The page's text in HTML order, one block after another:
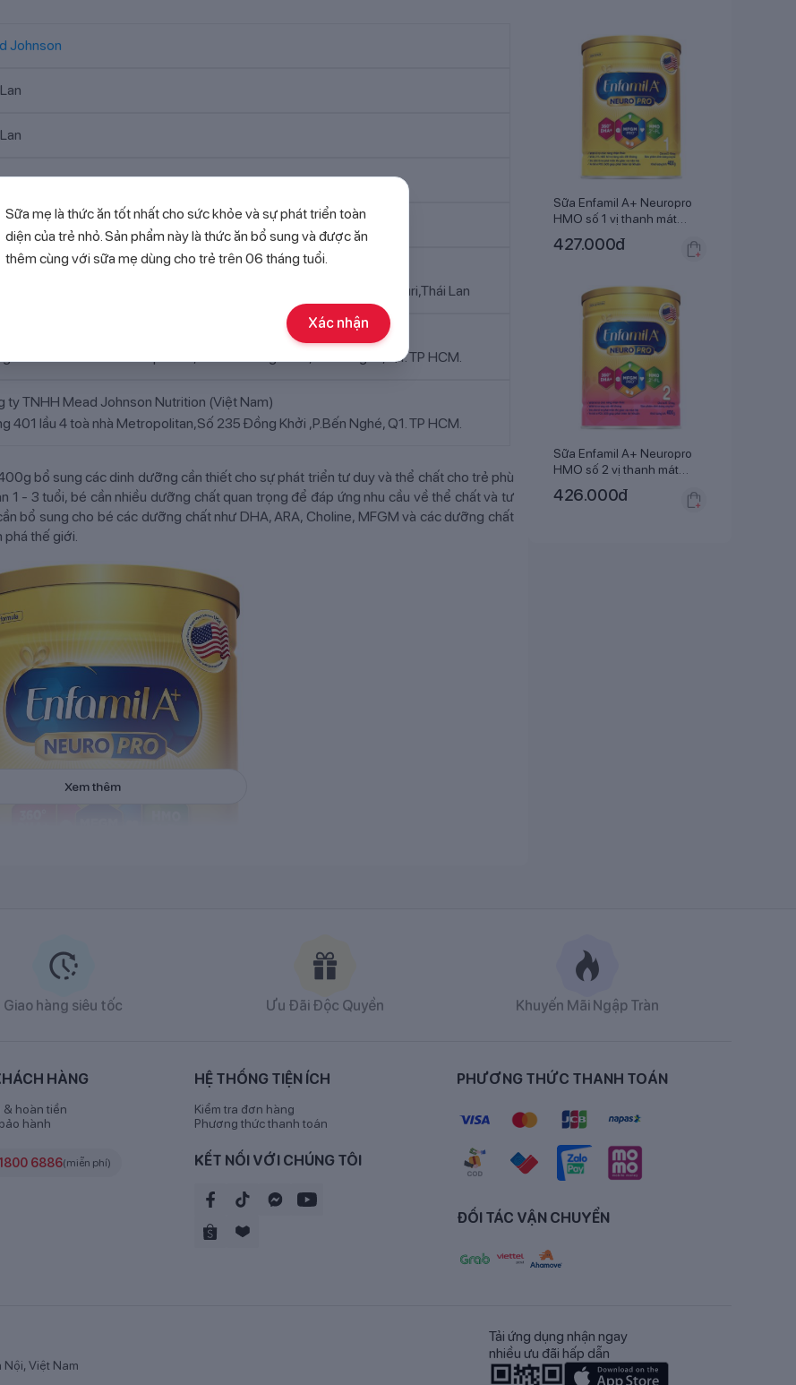
Johnson
Johnson Nutrition(Thái Lan)
Tambon Đon Hua Lo,Amphoe Mueang Chon Buri,Chonburi,Thái Lan
ty TNHH Mead Johnson Nutrition (Việt Nam)
401 lầu 4 toà nhà Metropolitan,Số 235 Đồng Khởi ,P.Bến Nghé, Q1. TP HCM.
ty TNHH Mead Johnson Nutrition (Việt Nam)
401 lầu 4 toà nhà Metropolitan,Số 235 Đồng Khởi ,P.Bến Nghé, Q1. TP HCM.
bổ sung các dinh dưỡng cần thiết cho sự phát triển tư duy và thể chất cho trẻ phù
- 3 tuổi, bé cần nhiều dưỡng chất quan trọng để đáp ứng nhu cầu về thể chất và tư
bổ sung cho bé các dưỡng chất như DHA, ARA, Choline, MFGM và các dưỡng chất
phá thế giới.
hỗn hợp đạm whey tinh chất (sữa bò) – nguồn của MFGM, galactooligosaccharide,
photphat, canxi carbonat, magiê photphat, kali hydroxit, kali citrat, sắt sulphat, kẽm
selenit), chất nhũ hóa (lecithin đậu nành), dầu đơn bào là nguồn chính của Axít
vitamin (Axít ascorbic, choline clorid, alpha-tocopheryl acetat, vitamin A palm
Xem thêm
Sữa Enfamil A+ Neuropro
HMO số 1 vị thanh mát
427.000đ
Sữa Enfamil A+ Neuropro
HMO số 2 vị thanh mát
426.000đ
Sữa mẹ là thức ăn tốt nhất cho sức khỏe và sự phát triển toàn
diện của trẻ nhỏ. Sản phẩm này là thức ăn bổ sung và được ăn
thêm cùng với sữa mẹ dùng cho trẻ trên 06 tháng tuổi.
Xác nhận
Giao hàng siêu tốc Ưu Đãi Độc Quyền Khuyến Mãi Ngập Tràn
HÀNG
& hoàn tiền
hành
6886(miễn phí)
HỆ THỐNG TIỆN ÍCH
Kiểm tra đơn hàng
Phương thức thanh toán
KẾT NỐI VỚI CHÚNG TÔI
PHƯƠNG THỨC THANH TOÁN
ĐỐI TÁC VẬN CHUYỂN
Việt Nam
Tải ứng dụng nhận ngay
nhiều ưu đãi hấp dẫn